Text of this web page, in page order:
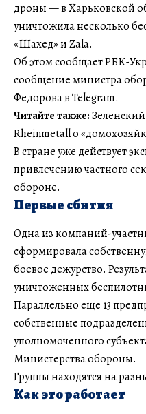
дроны — в Харьковской
уничтожила несколько
«Шахед» и Zala.
Об этом сообщает РБК-
сообщение министра
Федорова в Telegram.
Читайте также:Зеленский
Rheinmetall о
В стране уже действует
привлечению частного
обороне.
Первые сбития
Одна из компаний-
сформировала
боевое дежурство.
уничтоженных
Параллельно еще 13
собственные
уполномоченного
Министерства обороны.
Группы находятся на
Как это работает